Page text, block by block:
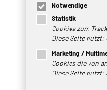
Notwendige
Statistik
Cookies zum
Diese Seite nutzt:
Marketing /
Cookies die von
Diese Seite nutzt: